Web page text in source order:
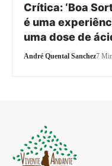
Crítica: ‘Boa
é uma
uma dose de
André Quental Sanchez7